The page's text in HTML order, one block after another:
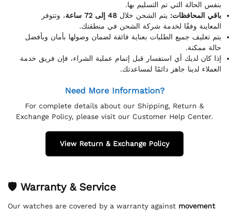
بنفس الحالة التي تم التسليم بها.
باقي المحافظات: يتم الشحن خلال 48 إلى 72 ساعة
، وتتوفر
المعاينة وفقًا لخدمة شركة الشحن في منطقتك.
يتم تغليف جميع الطلبات بعناية فائقة لضمان وصولها بأمان وبأفضل
حالة ممكنة.
إذا كان لديك أي استفسار قبل إتمام عملية الشراء، فإن فريق خدمة
العملاء لدينا جاهز دائمًا لمساعدتك.
Need More Information?
For complete details about our Shipping, Return &
Exchange Policy, please visit our Customer Help Center.
View Return & Exchange Policy
🛡 Warranty & Service
Our watches are covered by a warranty against movement